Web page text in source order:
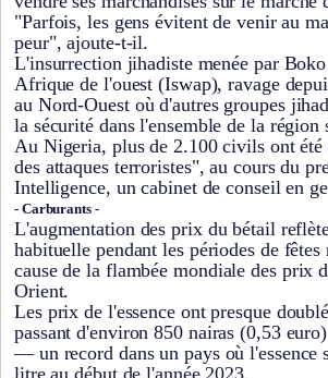
"Parfois, les gens évitent de venir au
peur", ajoute-t-il.
L'insurrection jihadiste menée par
Afrique de l'ouest (Iswap), ravage
au Nord-Ouest où d'autres groupes
la sécurité dans l'ensemble de la région
Au Nigeria, plus de 2.100 civils ont
des attaques terroristes", au cours du
Intelligence, un cabinet de conseil en
- Carburants -
L'augmentation des prix du bétail
habituelle pendant les périodes de
cause de la flambée mondiale des prix
Orient.
Les prix de l'essence ont presque
passant d'environ 850 nairas (0,53
— un record dans un pays où
litre au début de l'année 2023.